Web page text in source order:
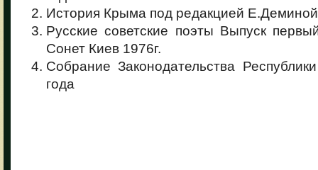
История Крыма под редакцией
Русские советские поэты Выпуск
Сонет Киев 1976г.
Собрание Законодательства
года